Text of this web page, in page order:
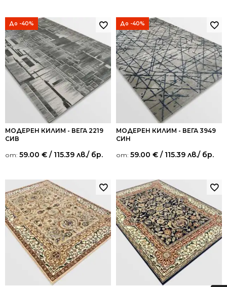
До -40%
МОДЕРЕН КИЛИМ - ВЕГА 2219
СИВ
от: 59.00 € / 115.39 лв./ бр.
До -40%
МОДЕРЕН КИЛИМ - ВЕГА 3949
СИН
от: 59.00 € / 115.39 лв./ бр.